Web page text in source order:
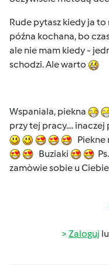
Rude pytasz kiedy ja
późna kochana, bo
ale nie mam kiedy -
schodzi. Ale warto
Wspaniala, piekna
przy tej pracy....
Piekne
Buziaki
zamòwie sobie u Ciebie
Zaloguj